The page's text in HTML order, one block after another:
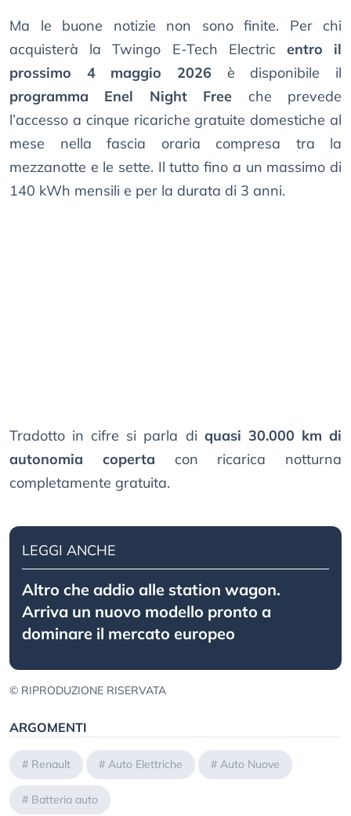
Ma le buone notizie non sono finite. Per chi
acquisterà la Twingo E-Tech Electric entro il
prossimo 4 maggio 2026 è disponibile il
programma Enel Night Free che prevede
l’accesso a cinque ricariche gratuite domestiche al
mese nella fascia oraria compresa tra la
mezzanotte e le sette. Il tutto fino a un massimo di
140 kWh mensili e per la durata di 3 anni.
Tradotto in cifre si parla di quasi 30.000 km di
autonomia coperta con ricarica notturna
completamente gratuita.
LEGGI ANCHE
Altro che addio alle station wagon.
Arriva un nuovo modello pronto a
dominare il mercato europeo
© RIPRODUZIONE RISERVATA
ARGOMENTI
# Renault # Auto Elettriche # Auto Nuove
# Batteria auto